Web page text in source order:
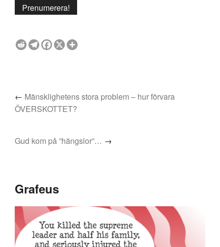
← Mänsklighetens stora problem – hur förvara
ÖVERSKOTTET?
Gud kom på ”hängslor”… →
Grafeus